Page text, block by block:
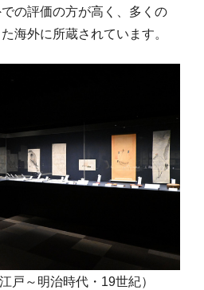
の評価の方が高く、多くの
海外に所蔵されています。
戸～明治時代・19世紀）